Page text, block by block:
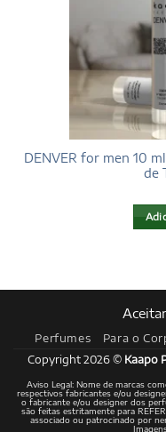
DENVER for men 10
de
Perfumes Para o
Copyright 2026 © Kaapo
Aviso Legal: Nome de marcas
respectivos fabricantes e/ou
o fabricante e/ou designer dos
são feitas estritamente para
associado ou patrocinado por